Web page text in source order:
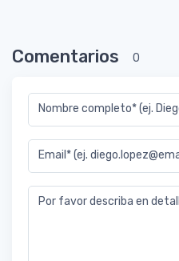
Comentarios 0
Nombre completo* (ej.
Email* (ej.
Por favor describa en